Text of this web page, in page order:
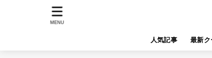
人気記事 最新ク
MENU